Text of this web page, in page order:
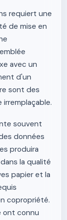
requiert une
de mise en
avec un
d'un
sont des
souvent
données
produira
la qualité
papier et la
copropriété.
ont connu